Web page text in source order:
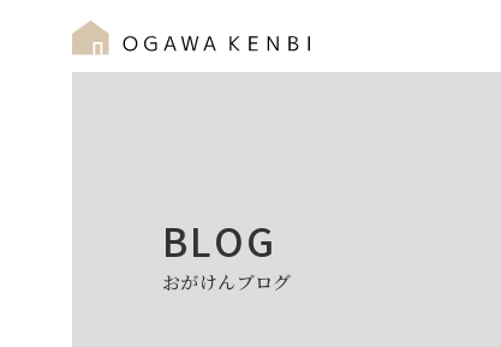
BLOG
おがけんブログ